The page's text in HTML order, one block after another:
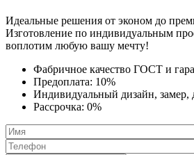
Идеальные решения от эконом до
Изготовление по индивидуальным
воплотим любую вашу мечту!
Фабричное качество ГОСТ и
Предоплата: 10%
Индивидуальный дизайн, замер,
Рассрочка: 0%